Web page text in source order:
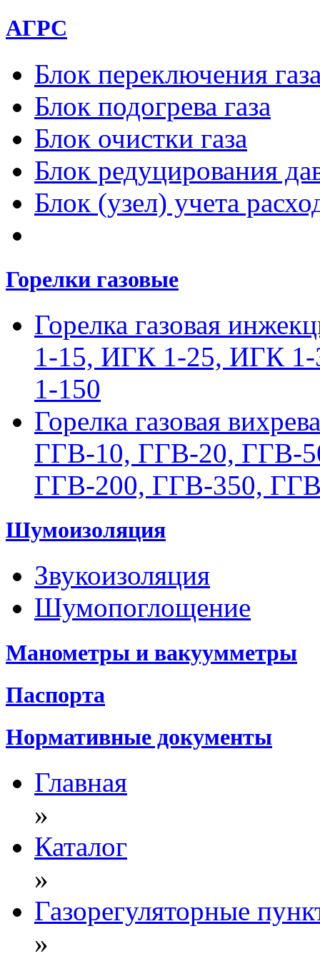
АГРС
Блок переключения
Блок подогрева газа
Блок очистки газа
Блок редуцирования
Блок (узел) учета
Горелки газовые
Горелка газовая
1-15, ИГК 1-25, ИГК
1-150
Горелка газовая
ГГВ-10, ГГВ-20, ГГВ-
ГГВ-200, ГГВ-350,
Шумоизоляция
Звукоизоляция
Шумопоглощение
Манометры и вакуумметры
Паспорта
Нормативные документы
Главная
»
Каталог
»
Газорегуляторные
»